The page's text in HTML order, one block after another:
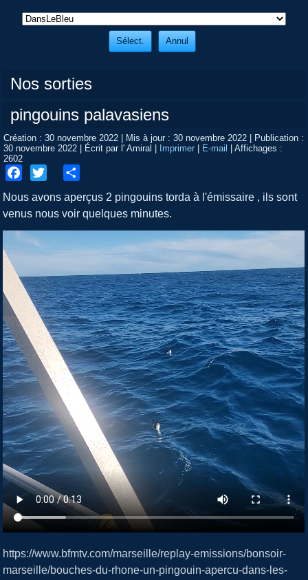
Nos sorties
pingouins palavasiens
Création : 30 novembre 2022 | Mis à jour : 30 novembre 2022 | Publication :
30 novembre 2022 | Écrit par l' Amiral | Imprimer | E-mail |Affichages :
2602
Nous avons aperçus 2 pingouins torda à l'émissaire , ils sont
venus nous voir quelques minutes.
https://www.bfmtv.com/marseille/replay-emissions/bonsoir-
marseille/bouches-du-rhone-un-pingouin-apercu-dans-les-